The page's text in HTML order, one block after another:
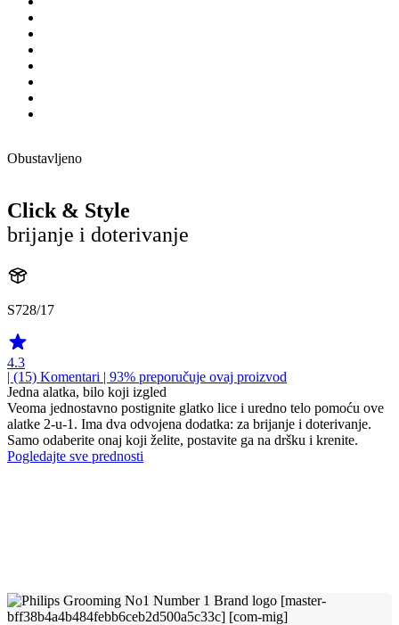
Obustavljeno
Click & Style
brijanje i doterivanje
S728/17
4.3
| (15) Komentari | 93% preporučuje ovaj proizvod
Jedna alatka, bilo koji izgled
Veoma jednostavno postignite glatko lice i uredno telo pomoću ove
alatke 2-u-1. Ima dva odvojena dodatka: za brijanje i doterivanje.
Samo odaberite onaj koji želite, postavite ga na dršku i krenite.
Pogledajte sve prednosti